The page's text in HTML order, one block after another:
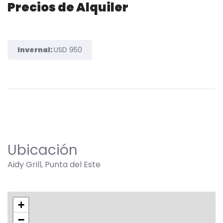
Precios de Alquiler
Invernal:USD 950
Ubicación
Aidy Grill, Punta del Este
+
−